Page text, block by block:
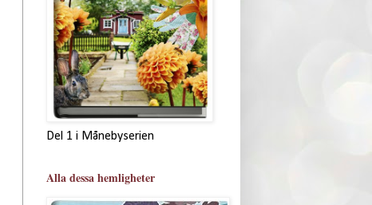
Del 1 i Månebyserien
Alla dessa hemligheter